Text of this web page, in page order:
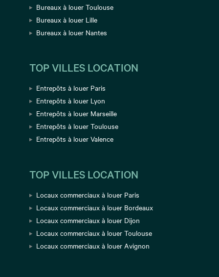
Bureaux à louer Toulouse
Bureaux à louer Lille
Bureaux à louer Nantes
TOP VILLES LOCATION
Entrepôts à louer Paris
Entrepôts à louer Lyon
Entrepôts à louer Marseille
Entrepôts à louer Toulouse
Entrepôts à louer Valence
TOP VILLES LOCATION
Locaux commerciaux à louer Paris
Locaux commerciaux à louer Bordeaux
Locaux commerciaux à louer Dijon
Locaux commerciaux à louer Toulouse
Locaux commerciaux à louer Avignon